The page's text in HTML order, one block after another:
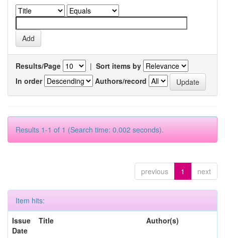
Results/Page | Sort items by
In order
Authors/record
Results 1-1 of 1 (Search time: 0.002 seconds).
previous 1 next
Item hits:
Issue
Date
Title Author(s)